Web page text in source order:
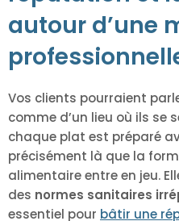
autour d’une
Vos clients pourraient
comme d’un lieu où ils se
chaque plat est préparé
précisément là que la
alimentaire entre en jeu.
des normes sanitaires
essentiel pour bâtir une